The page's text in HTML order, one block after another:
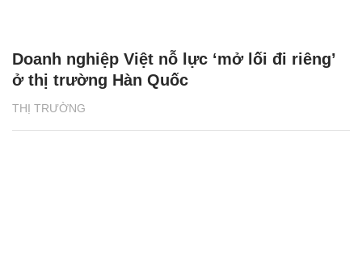
THỊ TRƯỜNG
Doanh nghiệp Việt nỗ lực ‘mở lối đi riêng’
ở thị trường Hàn Quốc